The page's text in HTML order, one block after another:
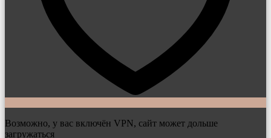
Возможно, у вас включён VPN, сайт может дольше
загружаться